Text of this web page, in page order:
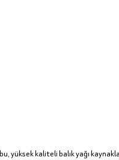
yüksek kaliteli balık yağı